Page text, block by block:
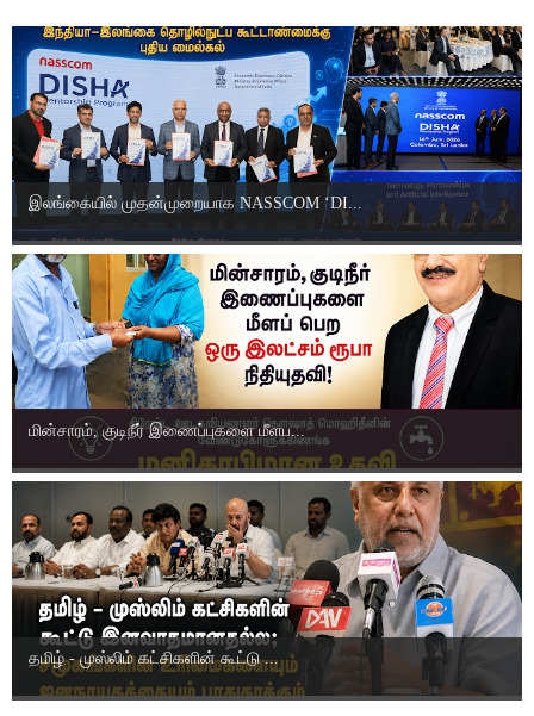
இலங்கையில் முதன்முறையாக NASSCOM ‘DI...
மின்சாரம், குடிநீர் இணைப்புகளை மீளப...
தமிழ் - முஸ்லிம் கட்சிகளின் கூட்டு ...